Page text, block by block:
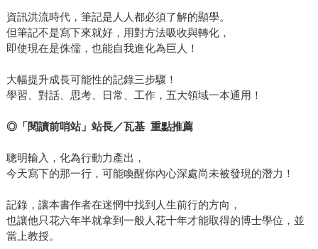
在競爭。但是馬丁教授說，錯了，真正在競爭的是產品跟服
務，是Camry跟Accord在競爭，是B737跟A320在競爭等等，
把焦點放在終端產品跟服務，你才能打動你的消費者。 還
品，但馬丁說，如果可以提供完美產品當然很好，但其實更
重要的，是打造出讓消費者「習慣」的產品。消費者「比你
者想要的是讓他熟悉、讓他習慣、讓他不經思考就能信任的
產品。所謂「忠誠」的顧客，說穿了其實就是「習慣」你家
產品或服務的顧客。 難怪《獲利世代》的作者奧斯瓦爾德、
似的醒腦金句，書中還有很多，例如面對通膨時代，他說
「不要想極小化價格，要極大化滿足」，面對股東，「要把
顧客擺在股東之前，才能真正創造股東價值」，聘請員工
資訊洪流時代，筆記是人人都必須了解的顯學。
但筆記不是寫下來就好，用對方法吸收與轉化，
即使現在是侏儒，也能自我進化為巨人！
大幅提升成長可能性的記錄三步驟！
學習、對話、思考、日常、工作，五大領域一本通用！
◎「閱讀前哨站」站長／瓦基 重點推薦
聰明輸入，化為行動力產出，
今天寫下的那一行，可能喚醒你內心深處尚未被發現的潛力！
記錄，讓本書作者在迷惘中找到人生前行的方向，
也讓他只花六年半就拿到一般人花十年才能取得的博士學位，並
當上教授。